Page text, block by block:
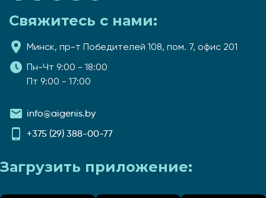
Свяжитесь с нами:
Минск, пр-т Победителей 108, пом. 7, офис 201
Пн-Чт 9:00 - 18:00
Пт 9:00 - 17:00
info@aigenis.by
+375 (29) 388-00-77
Загрузить приложение: